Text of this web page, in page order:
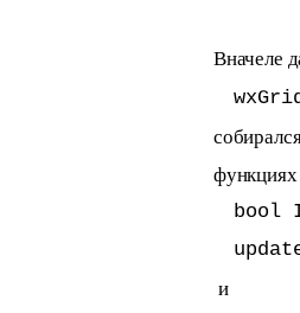
Вначеле
функциях
bool
и